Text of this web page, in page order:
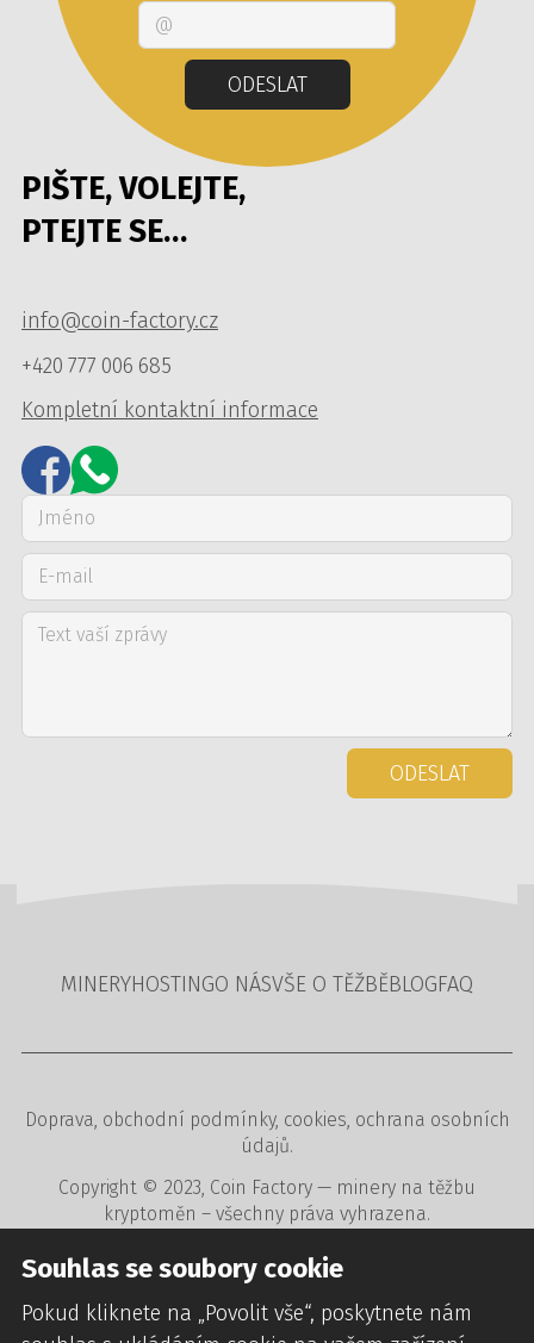
PIŠTE, VOLEJTE,
PTEJTE SE…
info@coin-factory.cz
+420 777 006 685
Kompletní kontaktní informace
ODESLAT
ODESLAT
MINERYHOSTINGO NÁSVŠE O TĚŽBĚBLOGFAQ
Doprava, obchodní podmínky, cookies, ochrana osobních
údajů.
Copyright © 2023, Coin Factory — minery na těžbu
kryptoměn – všechny práva vyhrazena.
Tvorba www stránek
redakční a rezervační systémy
webdesign digitální agentura CREATION.CZ
Souhlas se soubory cookie
Pokud kliknete na „Povolit vše“, poskytnete nám